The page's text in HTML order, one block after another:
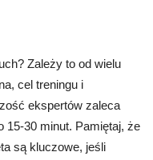
Zależy to od wielu
cel treningu i
ekspertów zaleca
15-30 minut. Pamiętaj, że
są kluczowe, jeśli